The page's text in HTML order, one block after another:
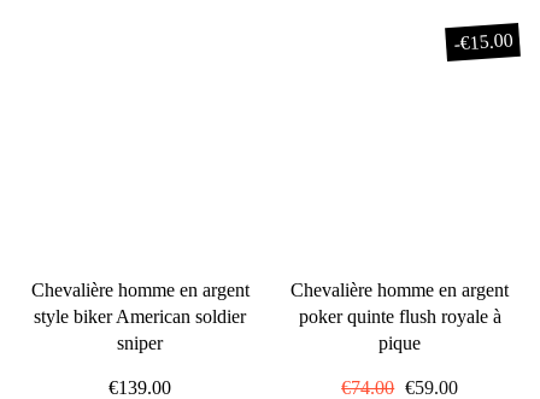
Chevalière homme en argent
style biker American soldier
sniper
€139.00
-€15.00
Chevalière homme en argent
poker quinte flush royale à
pique
Prix
€74.00 Prix
€59.00